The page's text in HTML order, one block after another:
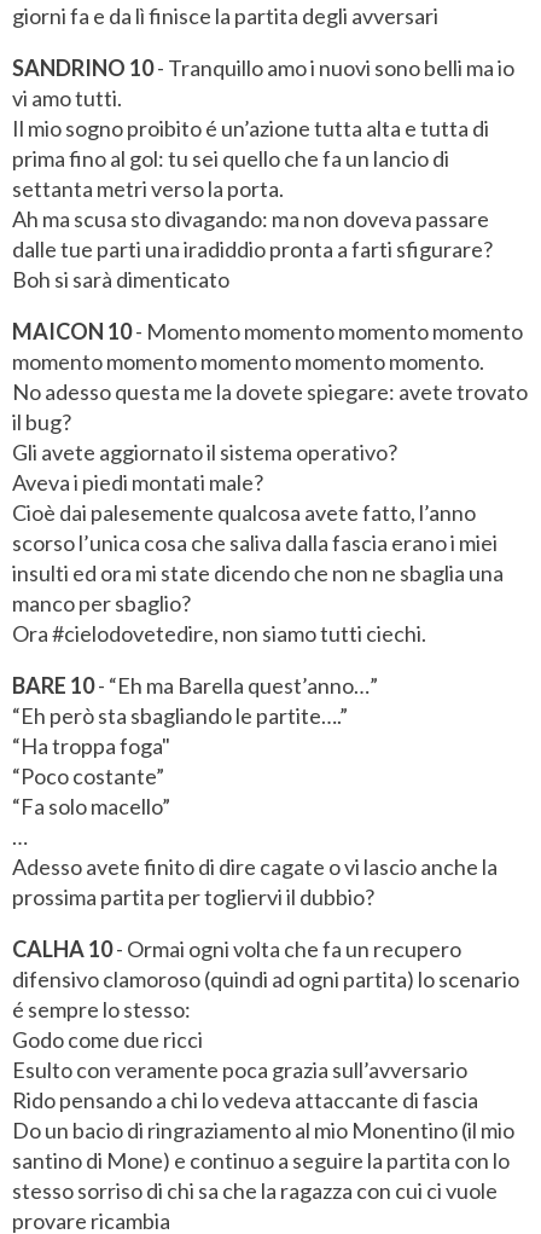
giorni fa e da lì finisce la partita degli avversari
SANDRINO 10- Tranquillo amo i nuovi sono belli ma io
vi amo tutti.
Il mio sogno proibito é un’azione tutta alta e tutta di
prima fino al gol: tu sei quello che fa un lancio di
settanta metri verso la porta.
Ah ma scusa sto divagando: ma non doveva passare
dalle tue parti una iradiddio pronta a farti sfigurare?
Boh si sarà dimenticato
MAICON 10- Momento momento momento momento
momento momento momento momento momento.
No adesso questa me la dovete spiegare: avete trovato
il bug?
Gli avete aggiornato il sistema operativo?
Aveva i piedi montati male?
Cioè dai palesemente qualcosa avete fatto, l’anno
scorso l’unica cosa che saliva dalla fascia erano i miei
insulti ed ora mi state dicendo che non ne sbaglia una
manco per sbaglio?
Ora #cielodovetedire, non siamo tutti ciechi.
BARE 10- “Eh ma Barella quest’anno…”
“Eh però sta sbagliando le partite….”
“Ha troppa foga"
“Poco costante”
“Fa solo macello”
…
Adesso avete finito di dire cagate o vi lascio anche la
prossima partita per togliervi il dubbio?
CALHA 10- Ormai ogni volta che fa un recupero
difensivo clamoroso (quindi ad ogni partita) lo scenario
é sempre lo stesso:
Godo come due ricci
Esulto con veramente poca grazia sull’avversario
Rido pensando a chi lo vedeva attaccante di fascia
Do un bacio di ringraziamento al mio Monentino (il mio
santino di Mone) e continuo a seguire la partita con lo
stesso sorriso di chi sa che la ragazza con cui ci vuole
provare ricambia